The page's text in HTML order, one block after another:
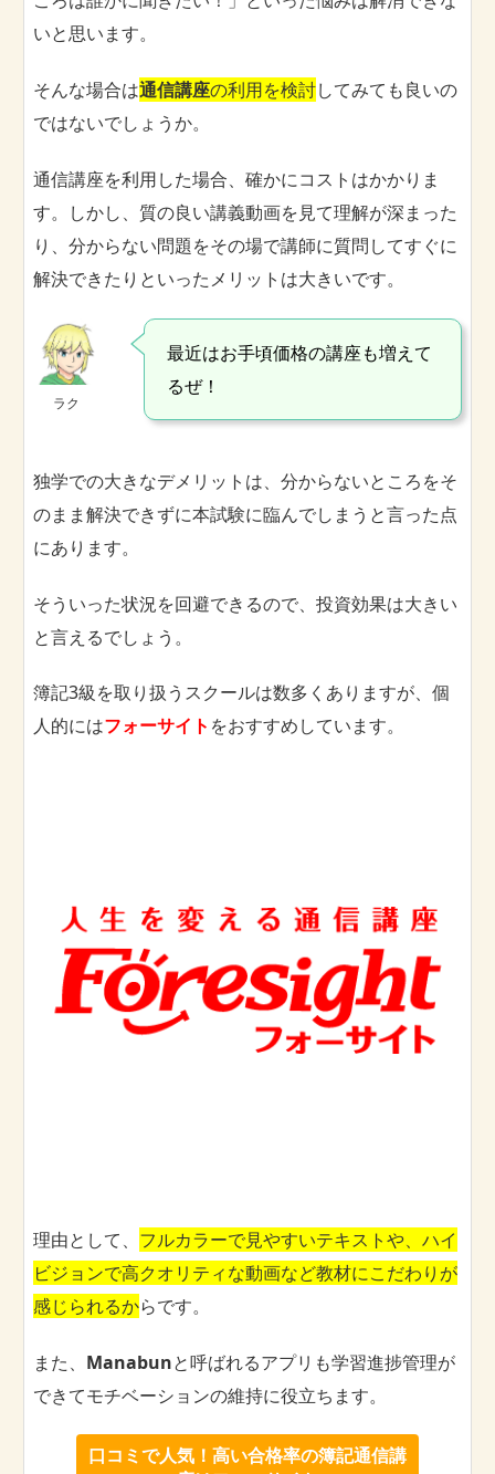
いと思います。
そんな場合は通信講座の利用を検討してみても良いの
ではないでしょうか。
通信講座を利用した場合、確かにコストはかかりま
す。しかし、質の良い講義動画を見て理解が深まった
り、分からない問題をその場で講師に質問してすぐに
解決できたりといったメリットは大きいです。
ラク
最近はお手頃価格の講座も増えて
るぜ！
独学での大きなデメリットは、分からないところをそ
のまま解決できずに本試験に臨んでしまうと言った点
にあります。
そういった状況を回避できるので、投資効果は大きい
と言えるでしょう。
簿記3級を取り扱うスクールは数多くありますが、個
人的にはフォーサイト をおすすめしています。
理由として、 フルカラーで見やすいテキストや、ハイ
ビジョンで高クオリティな動画など教材にこだわりが
感じられるからです。
また、 Manabunと呼ばれるアプリも学習進捗管理が
できてモチベーションの維持に役立ちます。
口コミで人気！高い合格率の簿記通信講